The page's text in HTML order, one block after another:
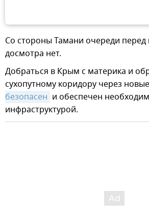
Со стороны Тамани очереди перед
досмотра нет.
Добраться в Крым с материка и
сухопутному коридору через
безопасен и обеспечен
инфраструктурой.